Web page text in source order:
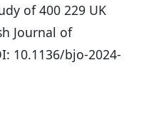
of 400 229 UK
Journal of
10.1136/bjo-2024-